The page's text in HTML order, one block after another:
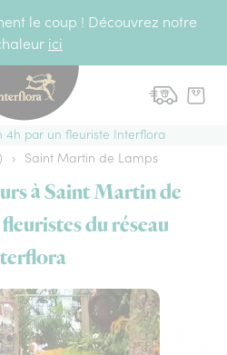
le coup ! Découvrez notre
ici
4h par un fleuriste Interflora
› Saint Martin de Lamps
à Saint Martin de
du réseau